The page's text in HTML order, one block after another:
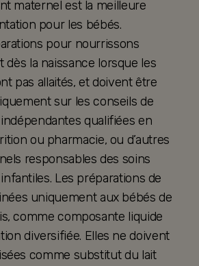
maternel est la meilleure
pour les bébés.
pour nourrissons
dès la naissance lorsque les
pas allaités, et doivent être
sur les conseils de
qualifiées en
ou pharmacie, ou d’autres
responsables des soins
Les préparations de
uniquement aux bébés de
comme composante liquide
diversifiée. Elles ne doivent
comme substitut du lait